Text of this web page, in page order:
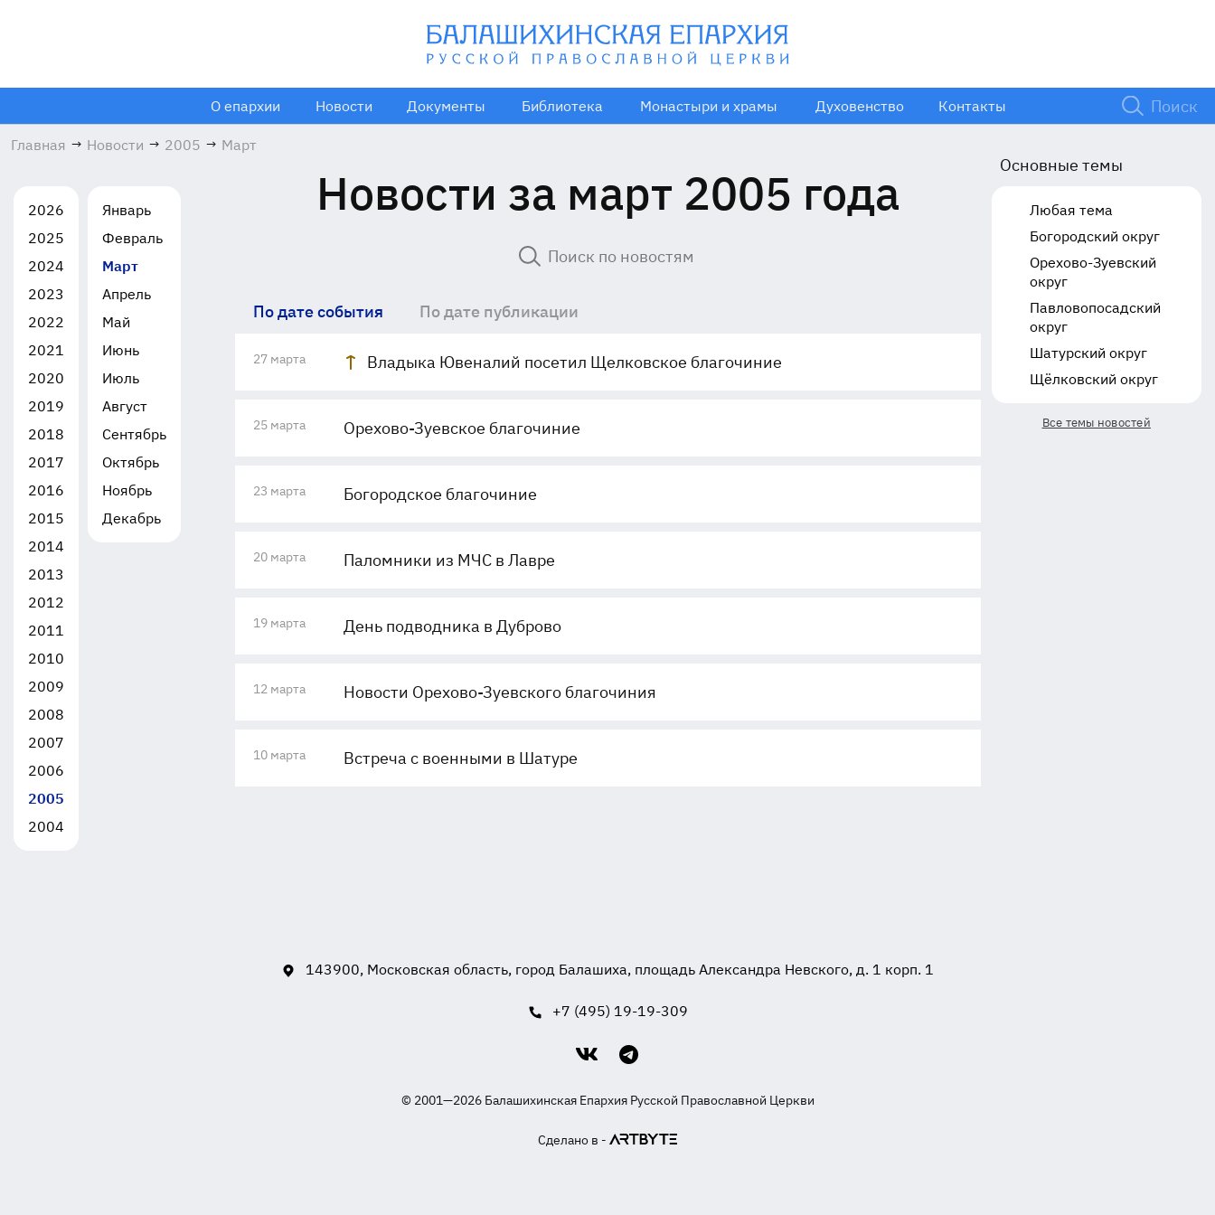
О епархии Новости Документы Библиотека Монастыри и храмы Духовенство Контакты
Главная → Новости → 2005 → Март
2026
2025
2024
2023
2022
2021
2020
2019
2018
2017
2016
2015
2014
2013
2012
2011
2010
2009
2008
2007
2006
2005
2004
Январь
Февраль
Март
Апрель
Май
Июнь
Июль
Август
Сентябрь
Октябрь
Ноябрь
Декабрь
Новости за март 2005 года
По дате события По дате публикации
27 марта Владыка Ювеналий посетил Щелковское благочиние
25 марта Орехово-Зуевское благочиние
23 марта Богородское благочиние
20 марта Паломники из МЧС в Лавре
19 марта День подводника в Дуброво
12 марта Новости Орехово-Зуевского благочиния
10 марта Встреча с военными в Шатуре
Основные темы
Любая тема
Богородский округ
Орехово-Зуевский
округ
Павловопосадский
округ
Шатурский округ
Щёлковский округ
Все темы новостей
143900, Московская область, город Балашиха, площадь Александра Невского, д. 1 корп. 1
+7 (495) 19-19-309
© 2001—2026 Балашихинская Епархия Русской Православной Церкви
Сделано в -